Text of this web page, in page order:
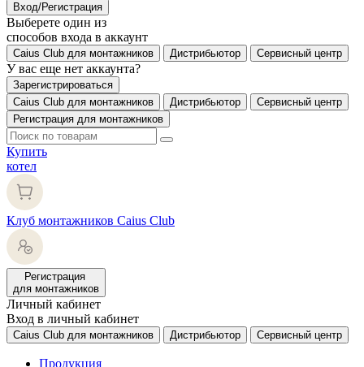
Вход/Регистрация
Выберете один из
способов входа в аккаунт
Caius Club для монтажников Дистрибьютор Сервисный центр
У вас еще нет аккаунта?
Зарегистрироваться
Caius Club для монтажников
Дистрибьютор
Сервисный центр
Регистрация для монтажников
Купить
котел
Клуб монтажников Caius Club
Регистрация
для монтажников
Личный кабинет
Вход в личный кабинет
Caius Club для монтажников Дистрибьютор Сервисный центр
Продукция